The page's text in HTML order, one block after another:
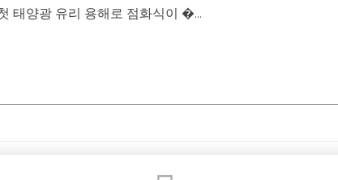
태양광 유리 용해로 점화식이 �...